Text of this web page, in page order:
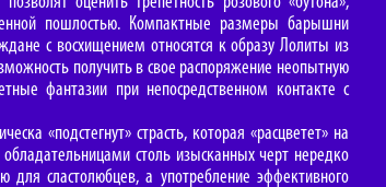
пошлостью. Компактные размеры барышни
с восхищением относятся к образу Лолиты из
получить в свое распоряжение неопытную
фантазии при непосредственном контакте с
«подстегнут» страсть, которая «расцветет» на
столь изысканных черт нередко
для сластолюбцев, а употребление эффективного